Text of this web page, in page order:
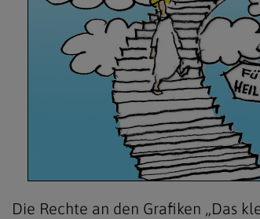
Die Rechte an den Grafiken „Das